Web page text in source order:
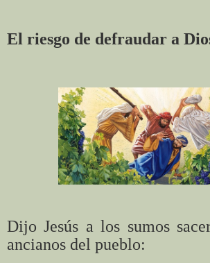
El riesgo de defraudar a
Dijo Jesús a los sumos
ancianos del pueblo: